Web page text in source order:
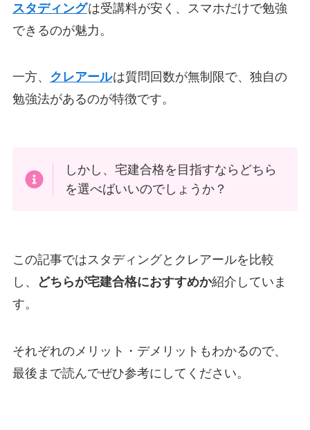
スタディングは受講料が安く、スマホだけで勉強
できるのが魅力。
一方、 クレアールは質問回数が無制限で、独自の
勉強法があるのが特徴です。
しかし、宅建合格を目指すならどちら
を選べばいいのでしょうか？
この記事ではスタディングとクレアールを比較
し、
どちらが宅建合格におすすめか紹介していま
す。
それぞれのメリット・デメリットもわかるので、
最後まで読んでぜひ参考にしてください。